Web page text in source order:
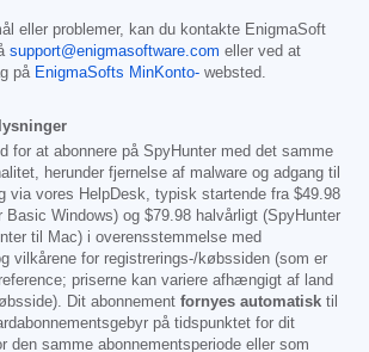
eller problemer, kan du kontakte EnigmaSoft
support@enigmasoftware.com eller ved at
på EnigmaSofts MinKonto- websted.
for at abonnere på SpyHunter med det samme
herunder fjernelse af malware og adgang til
via vores HelpDesk, typisk startende fra $49.98
Basic Windows) og $79.98 halvårligt (SpyHunter
til Mac) i overensstemmelse med
vilkårene for registrerings-/købssiden (som er
priserne kan variere afhængigt af land
Dit abonnement fornyes automatisk til
på tidspunktet for dit
den samme abonnementsperiode eller som